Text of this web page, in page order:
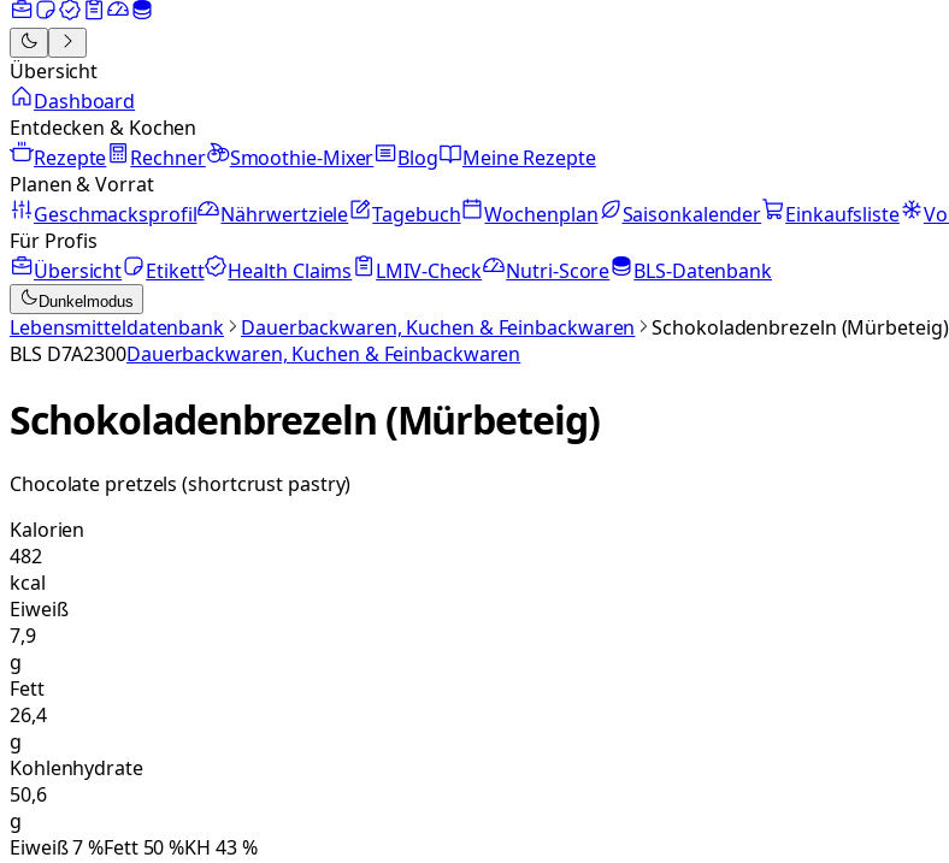
Übersicht
Dashboard
Entdecken & Kochen
Rezepte
Rechner Smoothie-Mixer Blog
Meine Rezepte
Planen & Vorrat
Geschmacksprofil
Nährwertziele Tagebuch Wochenplan Saisonkalender Einkaufsliste
Für Profis
Übersicht
Etikett Health Claims LMIV-Check Nutri-Score BLS-Datenbank
Dunkelmodus
Lebensmitteldatenbank Dauerbackwaren, Kuchen & Feinbackwaren
Schokoladenbrezeln (Mürbeteig)
BLS D7A2300Dauerbackwaren, Kuchen & Feinbackwaren
Schokoladenbrezeln (Mürbeteig)
Chocolate pretzels (shortcrust pastry)
Kalorien
482
kcal
Eiweiß
7,9
g
Fett
26,4
g
Kohlenhydrate
50,6
g
Eiweiß7%Fett 50%KH 43%